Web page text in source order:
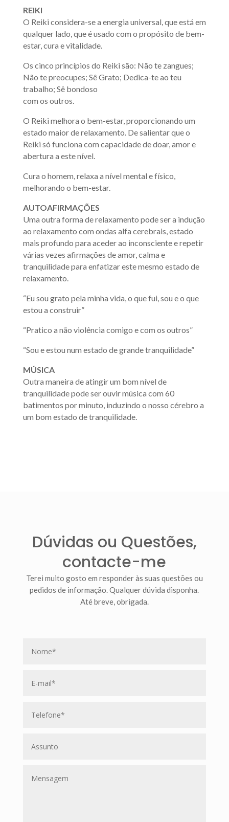
REIKI
O Reiki considera-se a energia universal, que está em
qualquer lado, que é usado com o propósito de bem-
estar, cura e vitalidade.
Os cinco princípios do Reiki são: Não te zangues;
Não te preocupes; Sê Grato; Dedica-te ao teu
trabalho; Sê bondoso
com os outros.
O Reiki melhora o bem-estar, proporcionando um
estado maior de relaxamento. De salientar que o
Reiki só funciona com capacidade de doar, amor e
abertura a este nível.
Cura o homem, relaxa a nível mental e físico,
melhorando o bem-estar.
AUTOAFIRMAÇÕES
Uma outra forma de relaxamento pode ser a indução
ao relaxamento com ondas alfa cerebrais, estado
mais profundo para aceder ao inconsciente e repetir
várias vezes afirmações de amor, calma e
tranquilidade para enfatizar este mesmo estado de
relaxamento.
“Eu sou grato pela minha vida, o que fui, sou e o que
estou a construir”
“Pratico a não violência comigo e com os outros”
“Sou e estou num estado de grande tranquilidade”
MÚSICA
Outra maneira de atingir um bom nível de
tranquilidade pode ser ouvir música com 60
batimentos por minuto, induzindo o nosso cérebro a
um bom estado de tranquilidade.
Dúvidas ou Questões,
contacte-me
Terei muito gosto em responder às suas questões ou
pedidos de informação. Qualquer dúvida disponha.
Até breve, obrigada.